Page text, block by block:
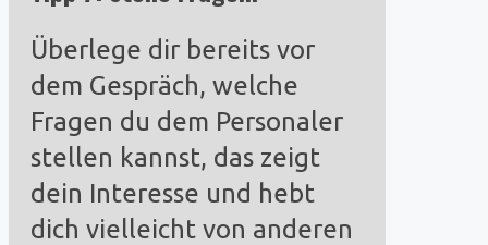
Überlege dir bereits vor
dem Gespräch, welche
Fragen du dem Personaler
stellen kannst, das zeigt
dein Interesse und hebt
dich vielleicht von anderen